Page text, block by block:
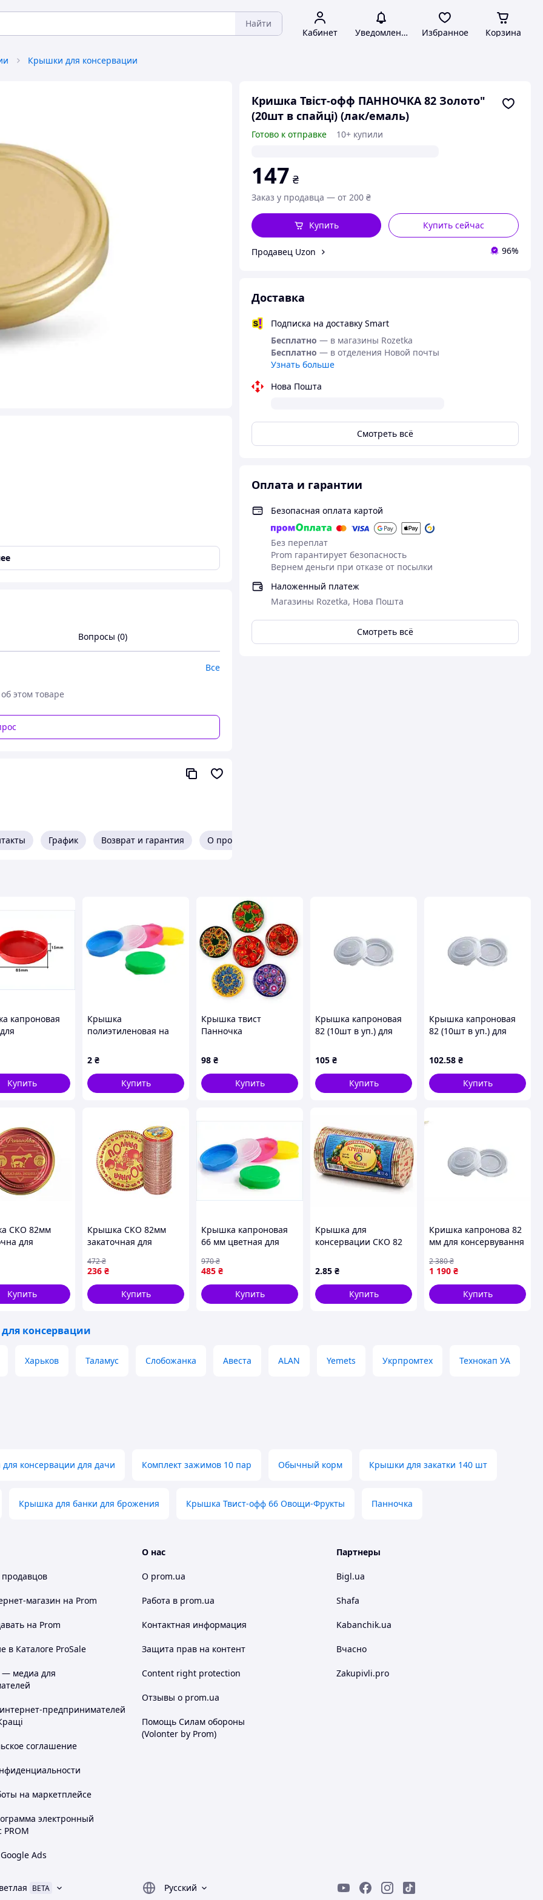
Найти
Кабинет Уведомления Избранное Корзина
Крышки для консервации
Кришка Твіст-офф ПАННОЧКА 82 Золото"
(20шт в спайці) (лак/емаль)
Готово к отправке 10+ купили
147 ₴
Заказ у продавца — от 200 ₴
Купить сейчас
Купить
Продавец Uzon 96%
Доставка
Подписка на доставку Smart
Бесплатно — в магазины Rozetka
Бесплатно — в отделения Новой почты
Узнать больше
Нова Пошта
Смотреть всё
Оплата и гарантии
Безопасная оплата картой
Без переплат
Prom гарантирует безопасность
Вернем деньги при отказе от посылки
Наложенный платеж
Магазины Rozetka, Нова Пошта
Смотреть всё
встановлених стандартами ( ГОСТ, ДСТУ ),
матеріалів та вимог, які пред'являються
Вопросы (0)
Все
этом товаре
График Возврат и гарантия О продавце
капроновая
продуктов
200 штук ТМ
Купить
Крышка
полиэтиленовая на
цветная (Юнипласт)
(200)
2 ₴
Купить
Крышка твист
Панночка
Петриковка (20шт/уп)
офф 82 ПАННОЧКА
98 ₴
Купить
Крышка капроновая
82 (10шт в уп.) для
ШИЛЗ
105 ₴
Купить
Крышка капроновая
82 (10шт в уп.) для
ШИЛЗ
102.58 ₴
Купить
СКО 82мм
для
для
продуктів
Купить
Крышка СКО 82мм
закаточная для
50шт в упаковке ТМ
Полинка лаковая
236 ₴
472₴
Купить
Крышка капроновая
66 мм цветная для
упаковка 200 штук ТМ
ЮНИПЛАСТ
485 ₴
970₴
Купить
Крышка для
консервации СКО 82
2.85 ₴
Купить
Кришка капронова 82
мм для консервування
для холодної гарячої
консервації
1 190 ₴
2 380₴
Купить
консервации
Харьков Таламус Слобожанка Авеста ALAN Yemets Укрпромтех Технокап УА
консервации для дачи Комплект зажимов 10 пар Обычный корм Крышки для закатки 140 шт
Крышка для банки для брожения Крышка Твист-офф 66 Овощи-Фрукты Панночка
магазин на Prom
на Prom
в Каталоге ProSale
— медиа для
предпринимателей
соглашение
на маркетплейсе
электронный
PROM
Ads
О нас
О prom.ua
Работа в prom.ua
Контактная информация
Защита прав на контент
Content right protection
Отзывы о prom.ua
Помощь Силам обороны
(Volonter by Prom)
Партнеры
Bigl.ua
Shafa
Kabanchik.ua
Вчасно
Zakupivli.pro
BETA Русский